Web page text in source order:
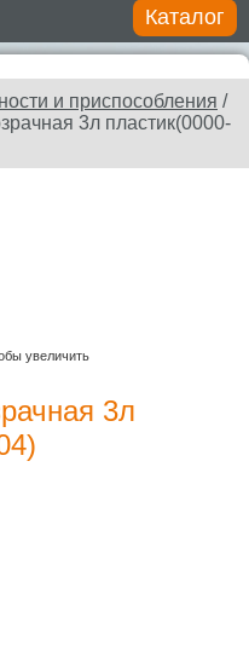
Каталог
и приспособления /
3л пластик(0000-
увеличить
3л